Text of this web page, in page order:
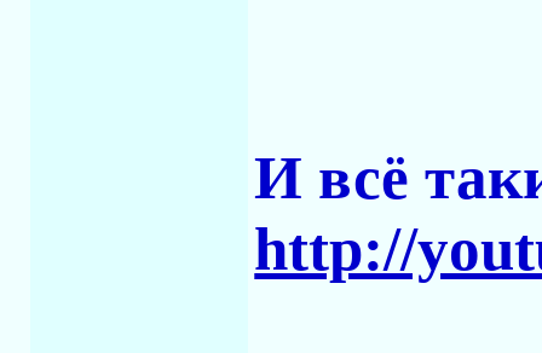
И всё
http://